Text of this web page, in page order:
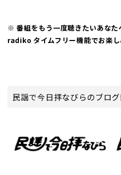
※ 番組をもう一度聴きたいあなた
radiko タイムフリー機能でお楽
民謡で今日拝なびらのブロ